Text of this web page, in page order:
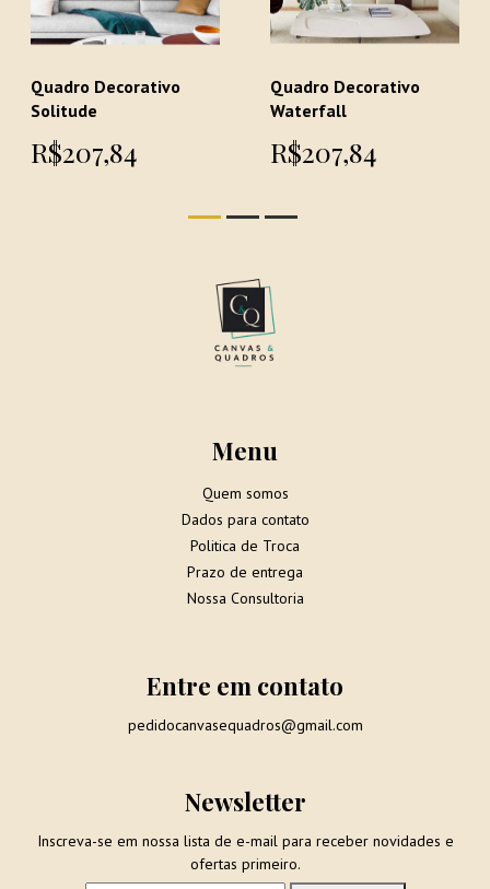
Quadro Decorativo
Solitude
R$207,84
Quadro Decorativo
Waterfall
R$207,84
Menu
Quem somos
Dados para contato
Politica de Troca
Prazo de entrega
Nossa Consultoria
Entre em contato
pedidocanvasequadros@gmail.com
Newsletter
Inscreva-se em nossa lista de e-mail para receber novidades e
ofertas primeiro.